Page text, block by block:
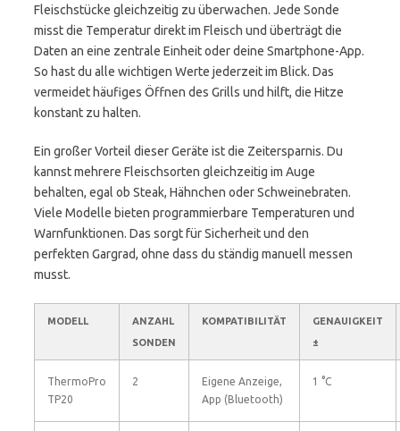
Fleischstücke gleichzeitig zu überwachen. Jede Sonde
misst die Temperatur direkt im Fleisch und überträgt die
Daten an eine zentrale Einheit oder deine Smartphone-App.
So hast du alle wichtigen Werte jederzeit im Blick. Das
vermeidet häufiges Öffnen des Grills und hilft, die Hitze
konstant zu halten.
Ein großer Vorteil dieser Geräte ist die Zeitersparnis. Du
kannst mehrere Fleischsorten gleichzeitig im Auge
behalten, egal ob Steak, Hähnchen oder Schweinebraten.
Viele Modelle bieten programmierbare Temperaturen und
Warnfunktionen. Das sorgt für Sicherheit und den
perfekten Gargrad, ohne dass du ständig manuell messen
musst.
MODELL
ANZAHL
SONDEN
KOMPATIBILITÄT
GENAUIGKEIT
±
ThermoPro
TP20
2
Eigene Anzeige,
App (Bluetooth)
1 °C